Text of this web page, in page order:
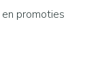
promoties